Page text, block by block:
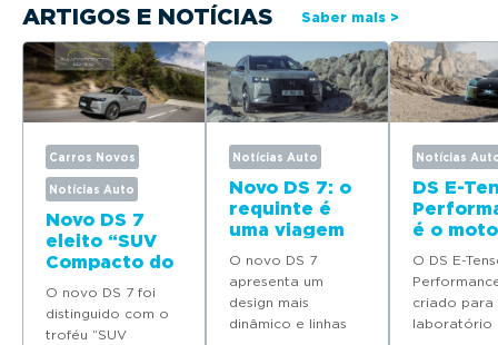
ARTIGOS E NOTÍCIAS Saber mais >
Carros Novos
Notícias Auto
Novo DS 7
eleito “SUV
Compacto do
Ano 2023”
O novo DS 7 foi
distinguido com o
troféu “SUV
Notícias Auto
Novo DS 7: o
requinte é
uma viagem
O novo DS 7
apresenta um
design mais
dinâmico e linhas
Notícias
DS E-
é o
futuro
O DS E-
criado para
laboratório